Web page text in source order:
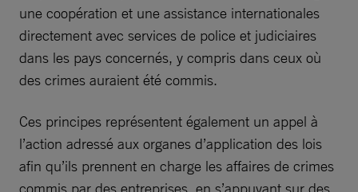
une coopération et une assistance internationales
directement avec services de police et judiciaires
dans les pays concernés, y compris dans ceux où
des crimes auraient été commis.
Ces principes représentent également un appel à
l’action adressé aux organes d’application des lois
afin qu’ils prennent en charge les affaires de crimes
commis par des entreprises, en s’appuyant sur des